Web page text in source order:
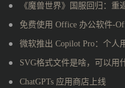
《魔兽世界》国服回归：重
免费使用 Office 办公软件-
微软推出 Copilot Pro：个人
SVG格式文件是啥，可以用
ChatGPTs 应用商店上线